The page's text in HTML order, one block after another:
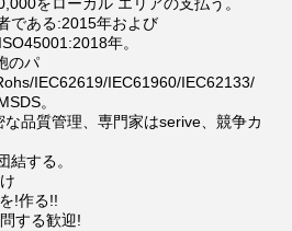
をローカル エリアの支払う。
である:2015年および
年。
のパ
IEC62619/IEC61960/IEC62133/
。
品質管理、専門家はserive、競争カ
結する。
!作る!!
する歓迎!